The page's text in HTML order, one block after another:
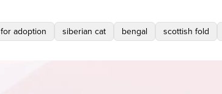
scottish fold
bengal
siberian cat
for adoption